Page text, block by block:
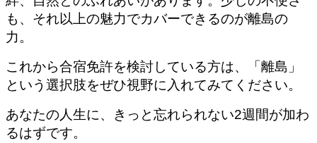
も、それ以上の魅力でカバーできるのが離島の
力。
これから合宿免許を検討している方は、「離島」
という選択肢をぜひ視野に入れてみてください。
あなたの人生に、きっと忘れられない2週間が加わ
るはずです。